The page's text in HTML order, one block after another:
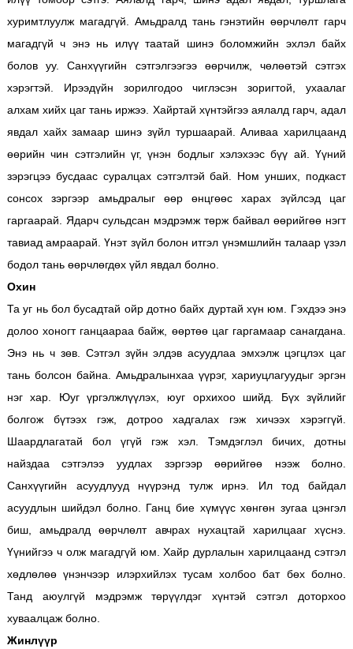
хуримтлуулж магадгүй. Амьдралд тань гэнэтийн өөрчлөлт гарч
магадгүй ч энэ нь илүү таатай шинэ боломжийн эхлэл байх
болов уу. Санхүүгийн сэтгэлгээгээ өөрчилж, чөлөөтэй сэтгэх
хэрэгтэй. Ирээдүйн зорилгодоо чиглэсэн зоригтой, ухаалаг
алхам хийх цаг тань иржээ. Хайртай хүнтэйгээ аялалд гарч, адал
явдал хайх замаар шинэ зүйл туршаарай. Аливаа харилцаанд
өөрийн чин сэтгэлийн үг, үнэн бодлыг хэлэхээс бүү ай. Үүний
зэрэгцээ бусдаас суралцах сэтгэлтэй бай. Ном унших, подкаст
сонсох зэргээр амьдралыг өөр өнцгөөс харах зүйлсэд цаг
гаргаарай. Ядарч сульдсан мэдрэмж төрж байвал өөрийгөө нэгт
тавиад амраарай. Үнэт зүйл болон итгэл үнэмшлийн талаар үзэл
бодол тань өөрчлөгдөх үйл явдал болно.
Охин
Та уг нь бол бусадтай ойр дотно байх дуртай хүн юм. Гэхдээ энэ
долоо хоногт ганцаараа байж, өөртөө цаг гаргамаар санагдана.
Энэ нь ч зөв. Сэтгэл зүйн элдэв асуудлаа эмхэлж цэгцлэх цаг
тань болсон байна. Амьдралынхаа үүрэг, хариуцлагуудыг эргэн
нэг хар. Юуг үргэлжлүүлэх, юуг орхихоо шийд. Бүх зүйлийг
болгож бүтээх гэж, дотроо хадгалах гэж хичээх хэрэггүй.
Шаардлагатай бол үгүй гэж хэл. Тэмдэглэл бичих, дотны
найздаа сэтгэлээ уудлах зэргээр өөрийгөө нээж болно.
Санхүүгийн асуудлууд нүүрэнд тулж ирнэ. Ил тод байдал
асуудлын шийдэл болно. Ганц бие хүмүүс хөнгөн зугаа цэнгэл
биш, амьдралд өөрчлөлт авчрах нухацтай харилцааг хүснэ.
Үүнийгээ ч олж магадгүй юм. Хайр дурлалын харилцаанд сэтгэл
хөдлөлөө үнэнчээр илэрхийлэх тусам холбоо бат бөх болно.
Танд аюулгүй мэдрэмж төрүүлдэг хүнтэй сэтгэл доторхоо
хуваалцаж болно.
Жинлүүр